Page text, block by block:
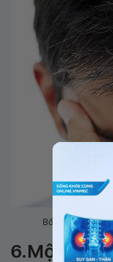
Bổ sung
6.Một số